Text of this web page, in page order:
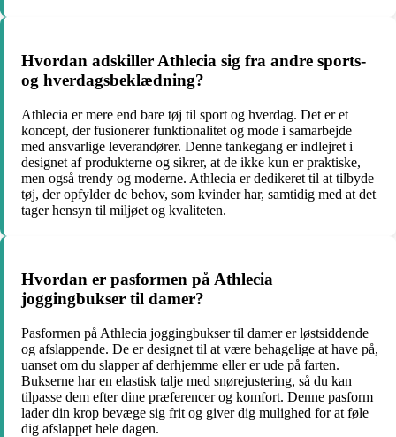
Hvordan adskiller Athlecia sig fra andre sports-
og hverdagsbeklædning?
Athlecia er mere end bare tøj til sport og hverdag. Det er et
koncept, der fusionerer funktionalitet og mode i samarbejde
med ansvarlige leverandører. Denne tankegang er indlejret i
designet af produkterne og sikrer, at de ikke kun er praktiske,
men også trendy og moderne. Athlecia er dedikeret til at tilbyde
tøj, der opfylder de behov, som kvinder har, samtidig med at det
tager hensyn til miljøet og kvaliteten.
Hvordan er pasformen på Athlecia
joggingbukser til damer?
Pasformen på Athlecia joggingbukser til damer er løstsiddende
og afslappende. De er designet til at være behagelige at have på,
uanset om du slapper af derhjemme eller er ude på farten.
Bukserne har en elastisk talje med snørejustering, så du kan
tilpasse dem efter dine præferencer og komfort. Denne pasform
lader din krop bevæge sig frit og giver dig mulighed for at føle
dig afslappet hele dagen.